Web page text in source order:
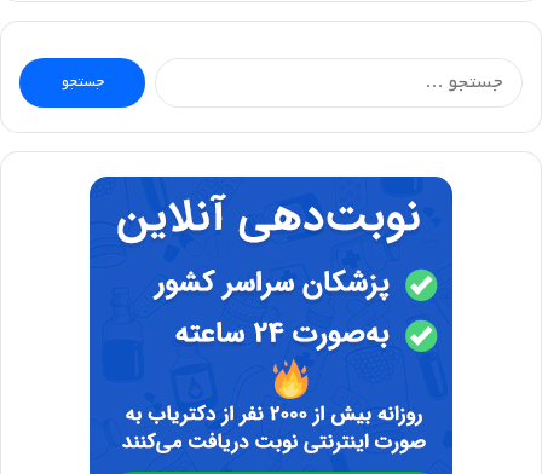
جستجو
برای: